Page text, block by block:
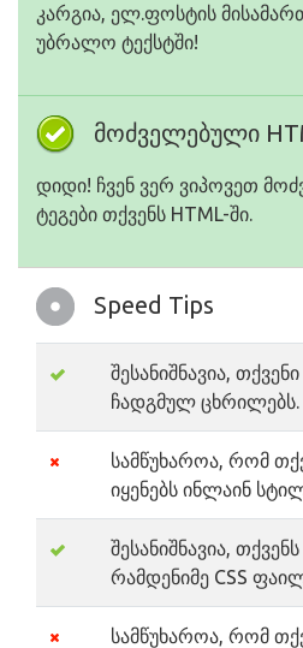
კარგია, ელ.ფოსტის
უბრალო ტექსტში!
მოძველებული
დიდი! ჩვენ ვერ ვიპოვეთ
ტეგები თქვენს HTML-ში.
Speed Tips
შესანიშნავია,
ჩადგმულ ცხრილებს.
სამწუხაროა, რომ
იყენებს ინლაინ
შესანიშნავია,
რამდენიმე CSS
სამწუხაროა, რომ